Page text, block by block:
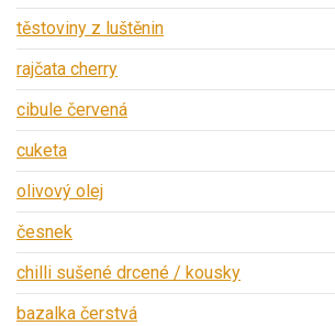
těstoviny z luštěnin
rajčata cherry
cibule červená
cuketa
olivový olej
česnek
chilli sušené drcené / kousky
bazalka čerstvá